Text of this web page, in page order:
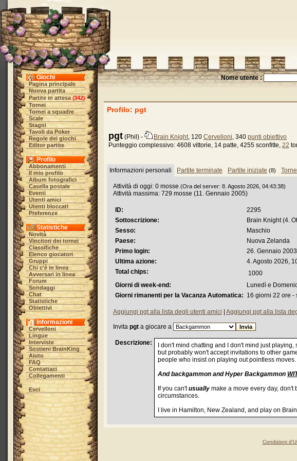
Giochi
Pagina principale
Nuova partita
Partite in attesa (342)
Tornei
Tornei a squadre
Scale
Stagni
Tavoli da Poker
Regole dei giochi
Editor partite
Profilo
Abbonamenti
Il mio profilo
Album fotografici
Casella postale
Eventi
Utenti amici
Utenti bloccati
Preferenze
Statistiche
Novità
Vincitori dei tornei
Classifiche
Elenco giocatori
Gruppi
Chi c'è in linea
Avversari in linea
Forum
Sondaggi
Chat
Statistiche
Obiettivi
Informazioni
Cervelloni
Lingue
Interviste
Sostieni BrainKing
Aiuto
FAQ
Contattaci
Collegamenti
Esci
Nome utente :
Profilo: pgt
pgt (Phil) - Brain Knight, 120 Cervelloni, 340 punti obiettivo
Punteggio complessivo: 4608 vittorie, 14 patte, 4255 sconfitte, 22
Informazioni personali Partite terminate Partite iniziate (8)
Attività di oggi: 0 mosse (Ora del server: 8. Agosto 2026, 04:43:38)
Attività massima: 729 mosse (11. Gennaio 2005)
ID:
2295
Sottoscrizione:
Brain Knight (4.
Sesso:
Maschio
Paese:
Nuova Zelanda
Primo login:
26. Gennaio
Ultima azione:
4. Agosto 2026,
Total chips:
1000
Giorni di week-end:
Lunedì e
Giorni rimanenti per la Vacanza Automatica: 16 giorni 22 ore -
Aggiungi pgt alla lista degli utenti amici Aggiungi pgt alla lista
Invita pgt a giocare a
Descrizione:
I don't mind chatting and I don't mind just
but probably won't accept invitations to other
people who insist on playing out pointless moves.
And backgammon and Hyper Backgammon
If you can'tusually make a move every day,
circumstances.
I live in Hamilton, New Zealand, and play on
Condizioni